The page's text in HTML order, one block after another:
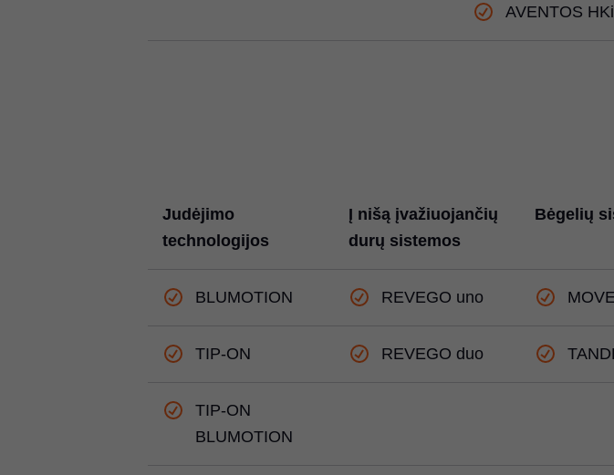
AVENTOS HKi
Judėjimo
technologijos
Į nišą įvažiuojančių
durų sistemos
Bėgelių
BLUMOTION REVEGO uno
TIP-ON REVEGO duo
TIP-ON
BLUMOTION